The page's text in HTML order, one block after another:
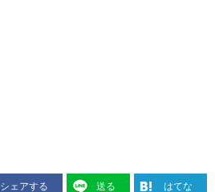
シェアする 送る はてな